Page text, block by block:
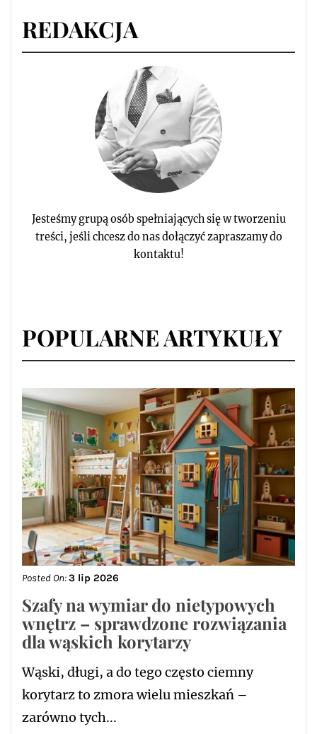
REDAKCJA
Jesteśmy grupą osób spełniających się w tworzeniu
treści, jeśli chcesz do nas dołączyć zapraszamy do
kontaktu!
POPULARNE ARTYKUŁY
Posted On:3 lip 2026
Szafy na wymiar do nietypowych
wnętrz – sprawdzone rozwiązania
dla wąskich korytarzy
Wąski, długi, a do tego często ciemny
korytarz to zmora wielu mieszkań –
zarówno tych...